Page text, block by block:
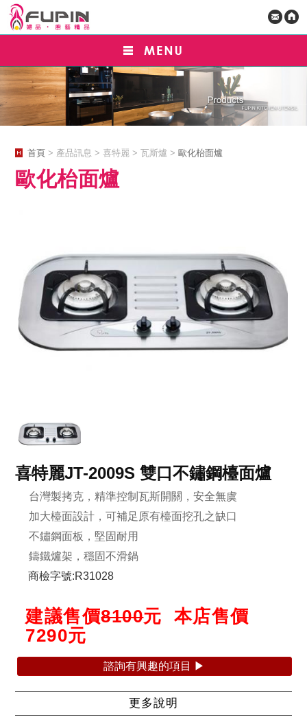
首頁 > 產品訊息 > 喜特麗 > 瓦斯爐 >歐化枱面爐
歐化枱面爐
喜特麗JT-2009S 雙口不鏽鋼檯面爐
台灣製拷克，精準控制瓦斯開關，安全無虞
加大檯面設計，可補足原有檯面挖孔之缺口
不鏽鋼面板，堅固耐用
鑄鐵爐架，穩固不滑鍋
商檢字號:R31028
建議售價8100元 本店售價
7290元
諮詢有興趣的項目 ▶
更多說明